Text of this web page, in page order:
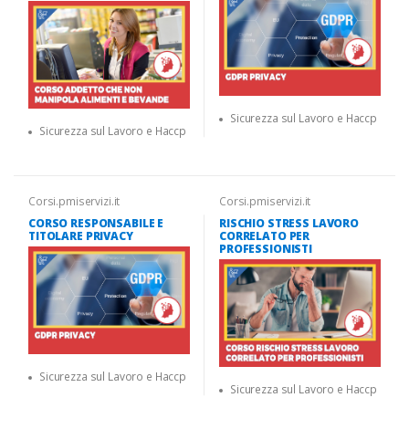
Sicurezza sul Lavoro e Haccp
Sicurezza sul Lavoro e Haccp
Corsi.pmiservizi.it
CORSO RESPONSABILE E
TITOLARE PRIVACY
Sicurezza sul Lavoro e Haccp
Corsi.pmiservizi.it
RISCHIO STRESS LAVORO
CORRELATO PER
PROFESSIONISTI
Sicurezza sul Lavoro e Haccp